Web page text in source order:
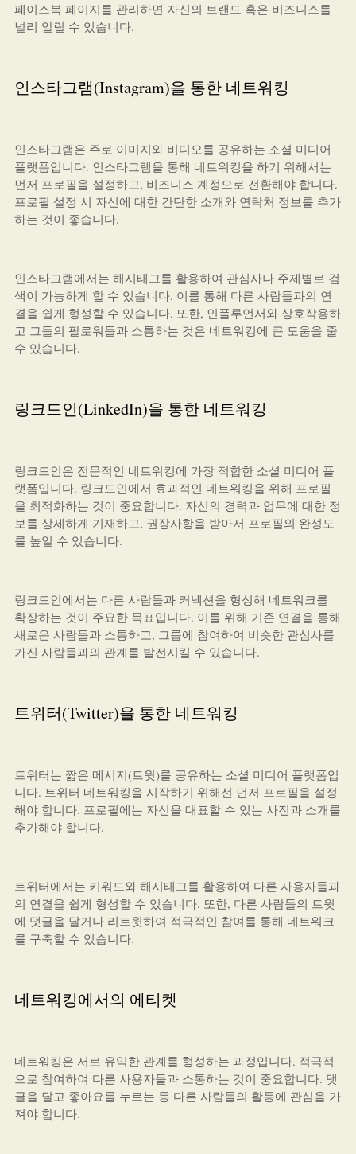
페이스북 페이지를 관리하면 자신의 브랜드 혹은 비즈니스를
널리 알릴 수 있습니다.
인스타그램(Instagram)을 통한 네트워킹
인스타그램은 주로 이미지와 비디오를 공유하는 소셜 미디어
플랫폼입니다. 인스타그램을 통해 네트워킹을 하기 위해서는
먼저 프로필을 설정하고, 비즈니스 계정으로 전환해야 합니다.
프로필 설정 시 자신에 대한 간단한 소개와 연락처 정보를 추가
하는 것이 좋습니다.
인스타그램에서는 해시태그를 활용하여 관심사나 주제별로 검
색이 가능하게 할 수 있습니다. 이를 통해 다른 사람들과의 연
결을 쉽게 형성할 수 있습니다. 또한, 인플루언서와 상호작용하
고 그들의 팔로워들과 소통하는 것은 네트워킹에 큰 도움을 줄
수 있습니다.
링크드인(LinkedIn)을 통한 네트워킹
링크드인은 전문적인 네트워킹에 가장 적합한 소셜 미디어 플
랫폼입니다. 링크드인에서 효과적인 네트워킹을 위해 프로필
을 최적화하는 것이 중요합니다. 자신의 경력과 업무에 대한 정
보를 상세하게 기재하고, 권장사항을 받아서 프로필의 완성도
를 높일 수 있습니다.
링크드인에서는 다른 사람들과 커넥션을 형성해 네트워크를
확장하는 것이 주요한 목표입니다. 이를 위해 기존 연결을 통해
새로운 사람들과 소통하고, 그룹에 참여하여 비슷한 관심사를
가진 사람들과의 관계를 발전시킬 수 있습니다.
트위터(Twitter)을 통한 네트워킹
트위터는 짧은 메시지(트윗)를 공유하는 소셜 미디어 플랫폼입
니다. 트위터 네트워킹을 시작하기 위해선 먼저 프로필을 설정
해야 합니다. 프로필에는 자신을 대표할 수 있는 사진과 소개를
추가해야 합니다.
트위터에서는 키워드와 해시태그를 활용하여 다른 사용자들과
의 연결을 쉽게 형성할 수 있습니다. 또한, 다른 사람들의 트윗
에 댓글을 달거나 리트윗하여 적극적인 참여를 통해 네트워크
를 구축할 수 있습니다.
네트워킹에서의 에티켓
네트워킹은 서로 유익한 관계를 형성하는 과정입니다. 적극적
으로 참여하여 다른 사용자들과 소통하는 것이 중요합니다. 댓
글을 달고 좋아요를 누르는 등 다른 사람들의 활동에 관심을 가
져야 합니다.